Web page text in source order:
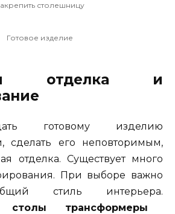
столешницу
Готовое изделие
отделка и
готовому изделию
сделать его неповторимым,
отделка. Существует много
При выборе важно
стиль интерьера.
столы трансформеры